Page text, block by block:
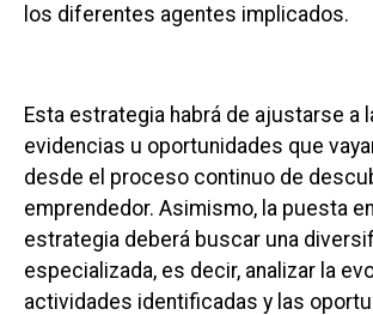
los diferentes agentes implicados.
Esta estrategia habrá de ajustarse a
evidencias u oportunidades que
desde el proceso continuo de
emprendedor. Asimismo, la puesta
estrategia deberá buscar una
especializada, es decir, analizar la
actividades identificadas y las